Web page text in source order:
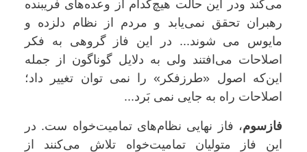
می‌کند ودر این حالت هیچ‌کدام از وعده‌های فریبنده
رهبران تحقق نمی‌یابد و مردم از نظام دلزده و
مایوس می شوند... در این فاز گروهی به فکر
اصلاحات می‌افتند ولی به دلایل گوناگون از جمله
این‌که اصول «طرزفکر» را نمی توان تغییر داد؛
اصلاحات راه به جایی نمی برد...
فازسوم، فاز نهایی نظام‌های تمامیت‌خواه ست. در
این فاز متولیان تمامیت‌خواه تلاش می‌کنند از